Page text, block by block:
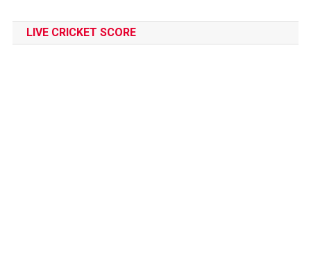
LIVE CRICKET SCORE